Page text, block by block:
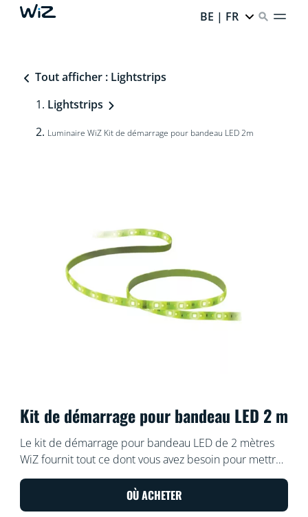
BE | FR
Tout afficher : Lightstrips
Lightstrips
Luminaire WiZ Kit de démarrage pour bandeau LED 2m
Kit de démarrage pour bandeau LED 2 m
Le kit de démarrage pour bandeau LED de 2 mètres
WiZ fournit tout ce dont vous avez besoin pour mettre
en place un éclairage intelligent, puissant et
multicolore. Coupez le ruban flexible à la taille
souhaitée afin d'ajouter un éclairage linéaire indirect
OÙ ACHETER